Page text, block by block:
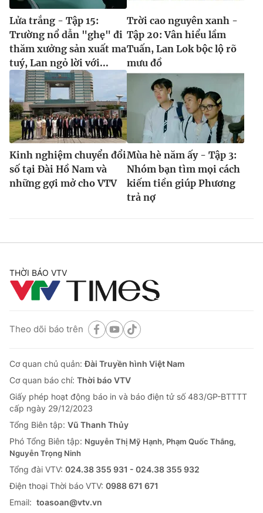
Lửa trắng - Tập 15:
Trường nổ dẫn "ghẹ" đi
thăm xưởng sản xuất ma
tuý, Lan ngỏ lời với...
Trời cao nguyên xanh -
Tập 20: Vân hiểu lầm
Tuấn, Lan Lok bộc lộ rõ
mưu đồ
Kinh nghiệm chuyển đổi
số tại Đài Hồ Nam và
những gợi mở cho VTV
Mùa hè năm ấy - Tập 3:
Nhóm bạn tìm mọi cách
kiếm tiền giúp Phương
trả nợ
THỜI BÁO VTV
Theo dõi báo trên
Cơ quan chủ quản:Đài Truyền hình Việt Nam
Cơ quan báo chí: Thời báo VTV
Giấy phép hoạt động báo in và báo điện tử số 483/GP-BTTTT
cấp ngày 29/12/2023
Tổng Biên tập: Vũ Thanh Thủy
Phó Tổng Biên tập: Nguyễn Thị Mỹ Hạnh, Phạm Quốc Thắng,
Nguyễn Trọng Ninh
Tổng đài VTV: 024.38 355 931 - 024.38 355 932
Ðiện thoại Thời báo VTV: 0988 671 671
Email: toasoan@vtv.vn